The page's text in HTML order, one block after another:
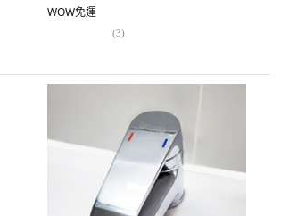
WOW免運
(3)